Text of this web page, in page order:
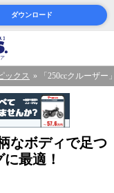
ダウンロード
ックス 「250ccクルーザ
なボディで足つ
最適！